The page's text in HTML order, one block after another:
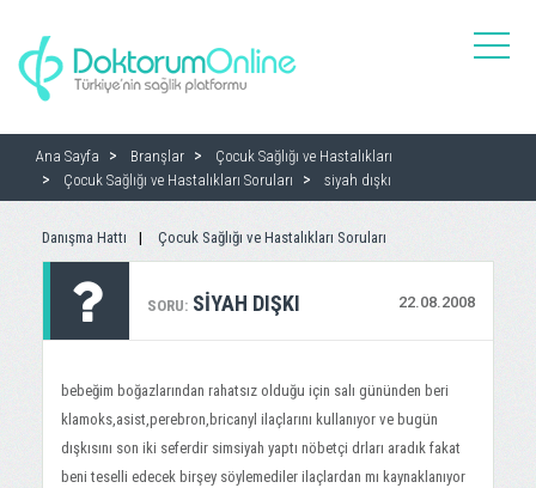
toggle
Ana Sayfa Branşlar
Çocuk Sağlığı ve Hastalıkları
Çocuk Sağlığı ve Hastalıkları Soruları
siyah dışkı
Danışma Hattı Çocuk Sağlığı ve Hastalıkları Soruları
SORU: 22.08.2008
SIYAH DIŞKI
bebeğim boğazlarından rahatsız olduğu için salı gününden beri
klamoks,asist,perebron,bricanyl ilaçlarını kullanıyor ve bugün
dışkısını son iki seferdir simsiyah yaptı nöbetçi drları aradık fakat
beni teselli edecek birşey söylemediler ilaçlardan mı kaynaklanıyor